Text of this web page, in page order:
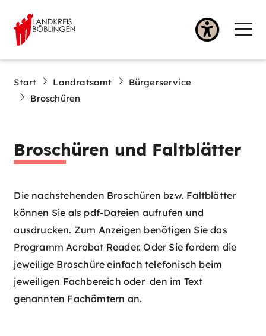
Start Landratsamt
Bürgerservice
Broschüren
Broschüren und Faltblätter
Die nachstehenden Broschüren bzw. Faltblätter
können Sie als pdf-Dateien aufrufen und
ausdrucken. Zum Anzeigen benötigen Sie das
Programm Acrobat Reader. Oder Sie fordern die
jeweilige Broschüre einfach telefonisch beim
jeweiligen Fachbereich oder den im Text
genannten Fachämtern an.